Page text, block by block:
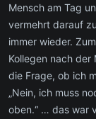
Mensch am Tag
vermehrt darauf
immer wieder.
Kollegen nach der
die Frage, ob ich
„Nein, ich muss
oben.“ … das war